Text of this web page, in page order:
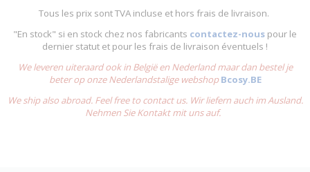
Tous les prix sont TVA incluse et hors frais de livraison.
"En stock" si en stock chez nos fabricants contactez-nous pour le
dernier statut et pour les frais de livraison éventuels !
We leveren uiteraard ook in België en Nederland maar dan bestel je
beter op onze Nederlandstalige webshopBcosy.BE
We ship also abroad. Feel free to contact us. Wir liefern auch im Ausland.
Nehmen Sie Kontakt mit uns auf.